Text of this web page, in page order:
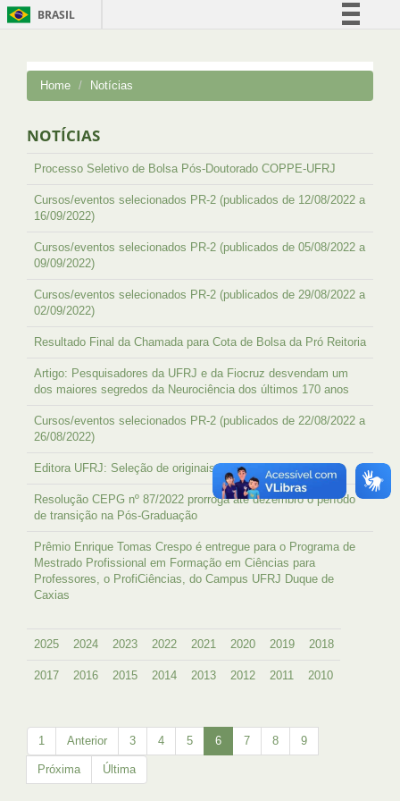
BRASIL
Comunica BR
Canais
Home Notícias
NOTÍCIAS
Processo Seletivo de Bolsa Pós-Doutorado COPPE-UFRJ
Cursos/eventos selecionados PR-2 (publicados de 12/08/2022 a
16/09/2022)
Cursos/eventos selecionados PR-2 (publicados de 05/08/2022 a
09/09/2022)
Cursos/eventos selecionados PR-2 (publicados de 29/08/2022 a
02/09/2022)
Resultado Final da Chamada para Cota de Bolsa da Pró Reitoria
Artigo: Pesquisadores da UFRJ e da Fiocruz desvendam um
dos maiores segredos da Neurociência dos últimos 170 anos
Cursos/eventos selecionados PR-2 (publicados de 22/08/2022 a
26/08/2022)
Editora UFRJ: Seleção de originais para publicação
Resolução CEPG nº 87/2022 prorroga até dezembro o período
de transição na Pós-Graduação
Prêmio Enrique Tomas Crespo é entregue para o Programa de
Mestrado Profissional em Formação em Ciências para
Professores, o ProfiCiências, do Campus UFRJ Duque de
Caxias
2025 2024 2023 2022 2021 2020 2019 2018
2017 2016 2015 2014 2013 2012 2011 2010
1 Anterior 3 4 5 6 7 8 9
Próxima Última